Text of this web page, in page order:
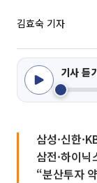
김효숙 기자
기사 듣
삼성·신한
삼전·하이
“분산투자